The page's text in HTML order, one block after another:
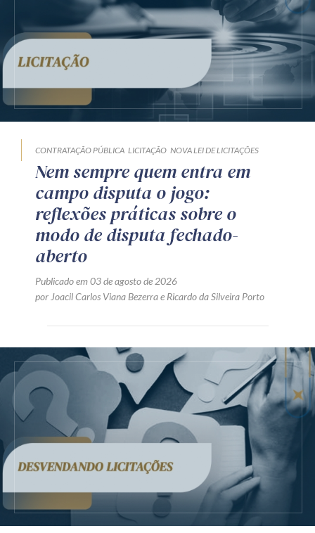
CONTRATAÇÃO PÚBLICA LICITAÇÃO NOVA LEI DE LICITAÇÕES
Nem sempre quem entra em
campo disputa o jogo:
reflexões práticas sobre o
modo de disputa fechado-
aberto
Publicado em 03 de agosto de 2026
por Joacil Carlos Viana Bezerrae Ricardo da Silveira Porto